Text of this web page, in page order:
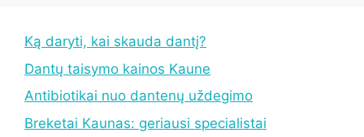
Ką daryti, kai skauda dantį?
Dantų taisymo kainos Kaune
Antibiotikai nuo dantenų uždegimo
Breketai Kaunas: geriausi specialistai